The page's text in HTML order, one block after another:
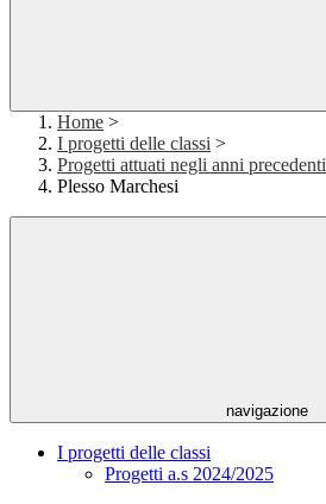
Home >
I progetti delle classi >
Progetti attuati negli anni precedenti
Plesso Marchesi
navigazione
I progetti delle classi
Progetti a.s 2024/2025